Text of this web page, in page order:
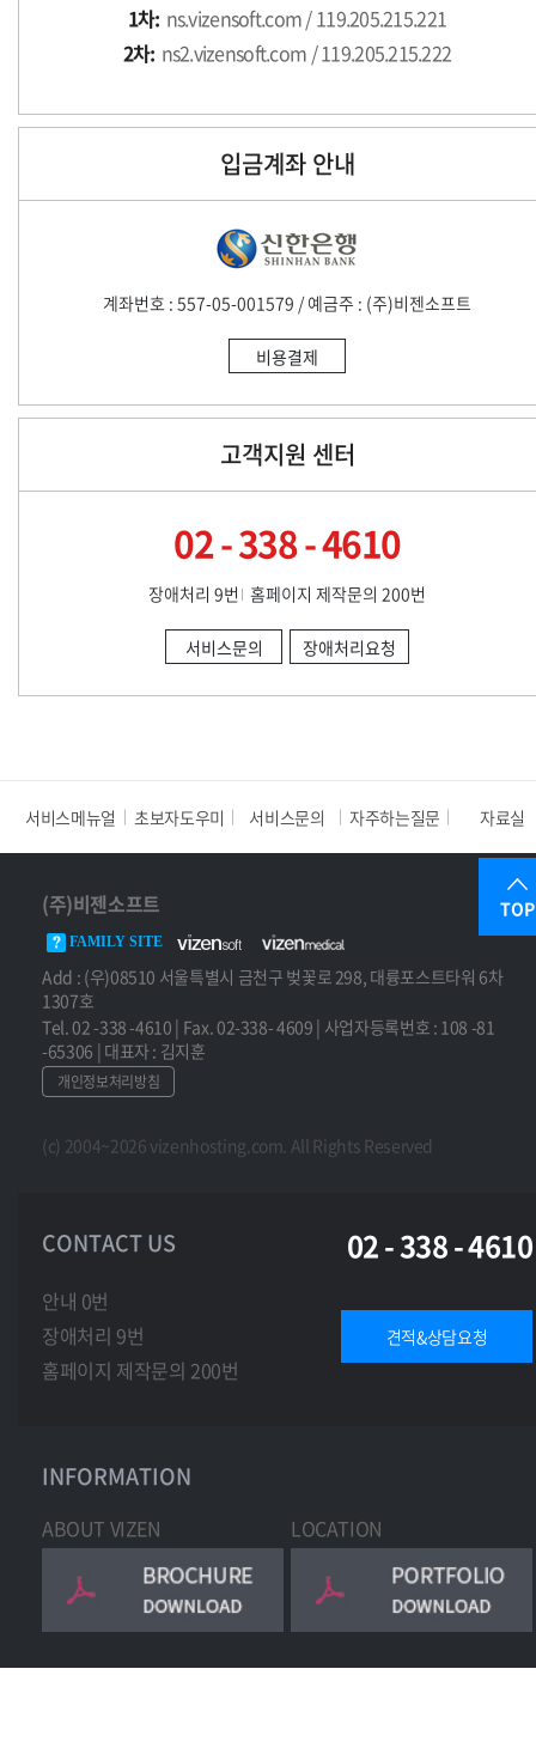
1차: ns.vizensoft.com / 119.205.215.221
2차: ns2.vizensoft.com / 119.205.215.222
입금계좌 안내
계좌번호 : 557-05-001579 / 예금주 : (주)비젠소프트
비용결제
고객지원 센터
02 - 338 - 4610
장애처리 9번 홈페이지 제작문의 200번
서비스문의 장애처리요청
서비스메뉴얼 초보자도우미 서비스문의 자주하는질문 자료실
TOP
(주)비젠소프트
FAMILY SITE
Add : (우)08510 서울특별시 금천구 벚꽃로 298, 대륭포스트타워 6차
1307호
Tel. 02 -338 -4610 | Fax. 02-338- 4609 | 사업자등록번호 : 108 -81
-65306 | 대표자 : 김지훈
개인정보처리방침
(c) 2004~2026 vizenhosting.com. All Rights Reserved
CONTACT US 02 - 338 - 4610
안내 0번
장애처리 9번
홈페이지 제작문의 200번
견적&상담요청
INFORMATION
ABOUT VIZEN LOCATION